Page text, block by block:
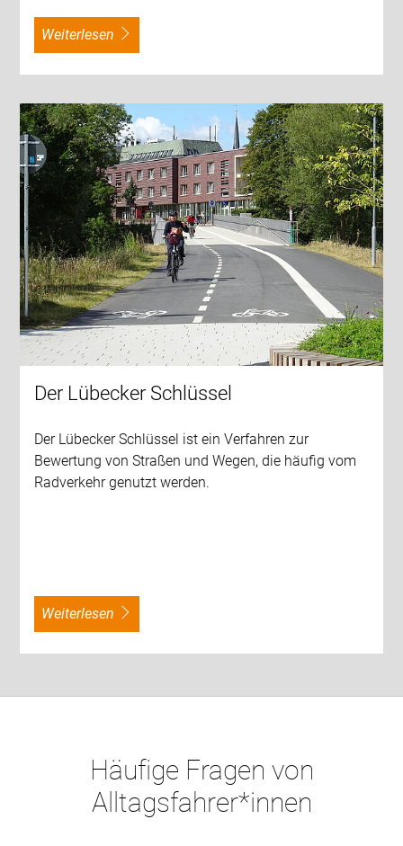
weiterlesen
Der Lübecker Schlüssel
Der Lübecker Schlüssel ist ein Verfahren zur
Bewertung von Straßen und Wegen, die häufig vom
Radverkehr genutzt werden.
weiterlesen
Häufige Fragen von
Alltagsfahrer*innen